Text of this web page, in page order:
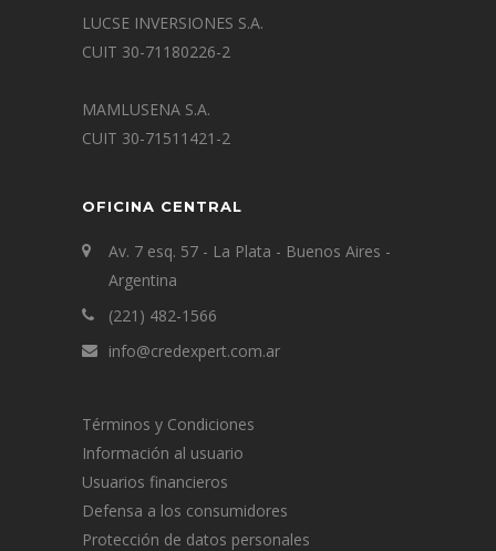
LUCSE INVERSIONES S.A.
CUIT 30-71180226-2
MAMLUSENA S.A.
CUIT 30-71511421-2
OFICINA CENTRAL
Av. 7 esq. 57 - La Plata - Buenos Aires -
Argentina
(221) 482-1566
info@credexpert.com.ar
Términos y Condiciones
Información al usuario
Usuarios financieros
Defensa a los consumidores
Protección de datos personales